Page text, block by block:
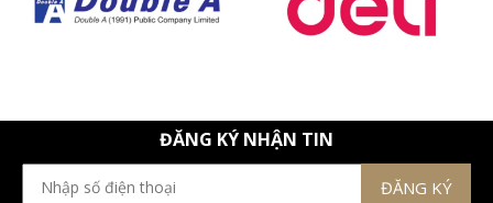
ĐĂNG KÝ NHẬN TIN